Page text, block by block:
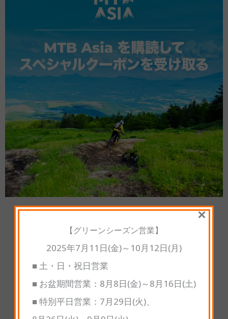
アメニティ・施設のご紹介
【グリーンシーズン営業】
2025年7月11日(金)～10月12日(月)
■ 土・日・祝日営業
■ お盆期間営業：8月8日(金)～8月16日(土)
■ 特別平日営業：7月29日(火)、
×